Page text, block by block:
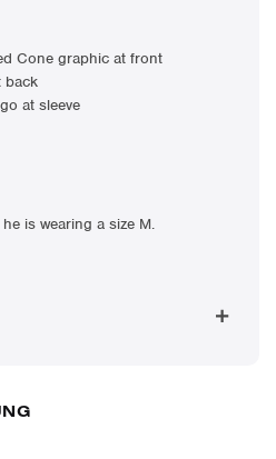
Cone graphic at front
back
at sleeve
is wearing a size M.